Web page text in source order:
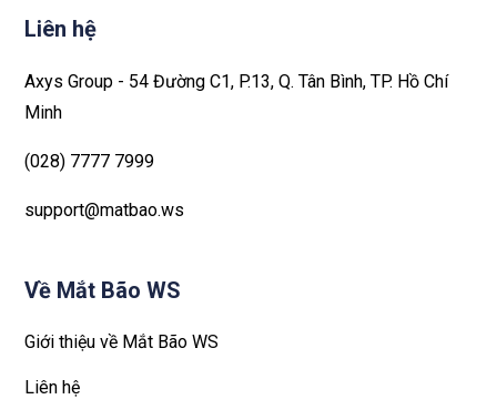
Liên hệ
Axys Group - 54 Đường C1, P.13, Q. Tân Bình, TP. Hồ Chí
Minh
(028) 7777 7999
support@matbao.ws
Về Mắt Bão WS
Giới thiệu về Mắt Bão WS
Liên hệ